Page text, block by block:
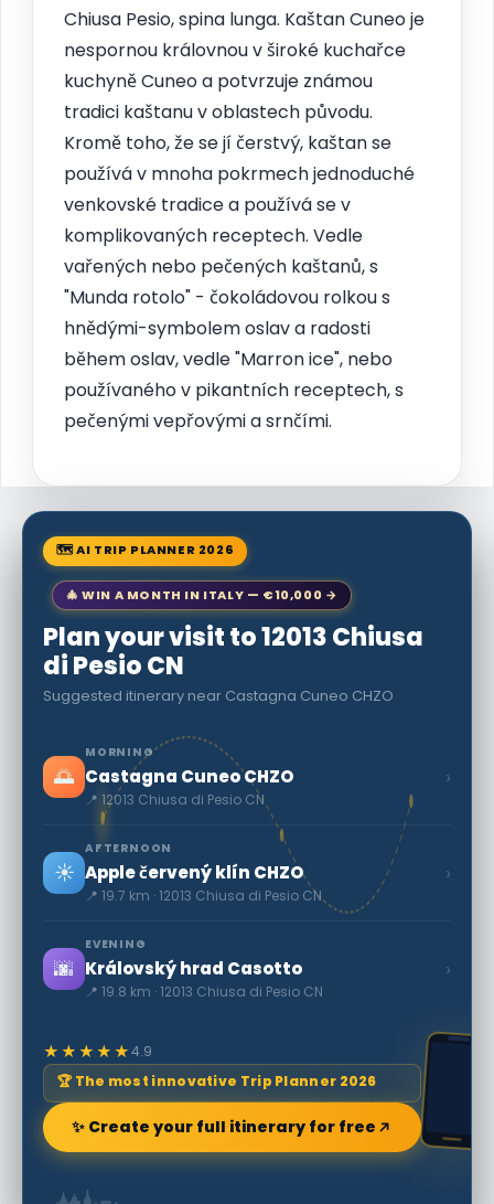
Chiusa Pesio, spina lunga. Kaštan Cuneo je
nespornou královnou v široké kuchařce
kuchyně Cuneo a potvrzuje známou
tradici kaštanu v oblastech původu.
Kromě toho, že se jí čerstvý, kaštan se
používá v mnoha pokrmech jednoduché
venkovské tradice a používá se v
komplikovaných receptech. Vedle
vařených nebo pečených kaštanů, s
"Munda rotolo" - čokoládovou rolkou s
hnědými-symbolem oslav a radosti
během oslav, vedle "Marron ice", nebo
používaného v pikantních receptech, s
pečenými vepřovými a srnčími.
🗺 AI TRIP PLANNER 2026
🎄 WIN A MONTH IN ITALY — €10,000 →
Plan your visit to 12013 Chiusa
di Pesio CN
Suggested itinerary near Castagna Cuneo CHZO
🌅
MORNING
Castagna Cuneo CHZO
📍 12013 Chiusa di Pesio CN
›
☀️
AFTERNOON
Apple červený klín CHZO
📍 19.7 km · 12013 Chiusa di Pesio CN
›
🌆
EVENING
Královský hrad Casotto
📍 19.8 km · 12013 Chiusa di Pesio CN
›
★★★★★4.9
🏆 The most innovative Trip Planner 2026
✨ Create your full itinerary for free